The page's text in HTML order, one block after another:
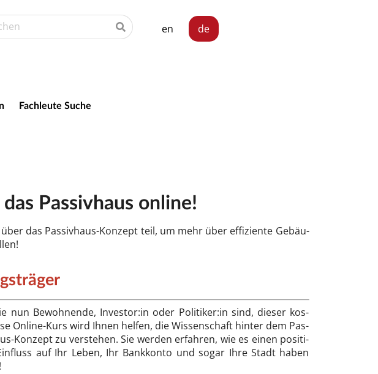
en de
Fachleute Suche
Pas­siv­haus on­li­ne!
das Pas­siv­haus­-Kon­zept teil, um mehr über ef­fi­zi­en­te Ge­bäu­
nun Be­woh­nen­de, In­ves­tor:in oder Po­li­ti­ker:in sind, die­ser kos­
On­li­ne-Kurs wird Ih­nen hel­fen, die Wis­sen­schaft hin­ter dem Pas­
Kon­zept zu ver­ste­hen. Sie wer­den er­fah­ren, wie es einen po­si­ti­
auf Ihr Le­ben, Ihr Bank­kon­to und so­gar Ih­re Stadt ha­ben